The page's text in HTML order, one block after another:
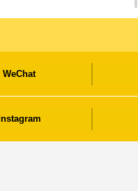
WeChat
Instagram